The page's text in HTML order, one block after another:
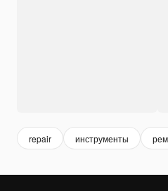
repair инструменты